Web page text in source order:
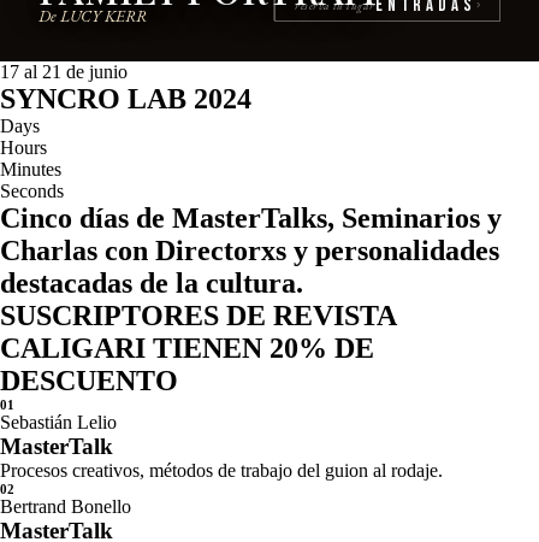
De LUCY KERR
reserva tu lugarEntradas ›
17 al 21 de junio
SYNCRO LAB 2024
Days
Hours
Minutes
Seconds
Cinco días de MasterTalks, Seminarios y
Charlas con Directorxs y personalidades
destacadas de la cultura.
SUSCRIPTORES DE REVISTA
CALIGARI TIENEN 20% DE
DESCUENTO
01
Sebastián Lelio
MasterTalk
Procesos creativos, métodos de trabajo del guion al rodaje.
02
Bertrand Bonello
MasterTalk